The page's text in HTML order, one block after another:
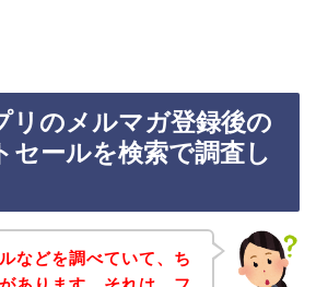
リのメルマガ登録後の
セールを検索で調査し
などを調べていて、ち